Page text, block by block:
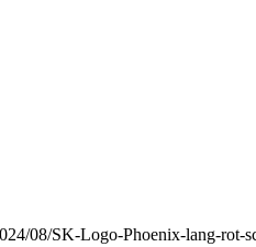
08/SK-Logo-Phoenix-lang-rot-